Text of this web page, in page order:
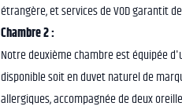
étrangère, et services de VOD garantit
Chambre 2:
Notre deuxième chambre est équipée
disponible soit en duvet naturel de
allergiques, accompagnée de deux